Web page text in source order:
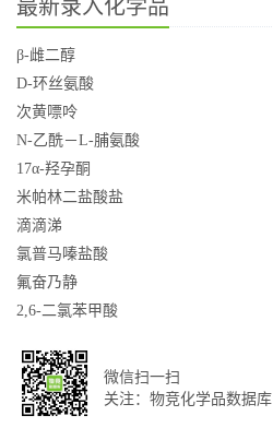
最新录入化学品
β-雌二醇
D-环丝氨酸
次黄嘌呤
N-乙酰－L-脯氨酸
17α-羟孕酮
米帕林二盐酸盐
滴滴涕
氯普马嗪盐酸
氟奋乃静
2,6-二氯苯甲酸
微信扫一扫
关注：物竞化学品数据库